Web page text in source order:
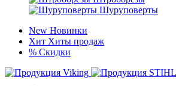
Шуруповерты
New Новинки
Хит Хиты продаж
% Скидки